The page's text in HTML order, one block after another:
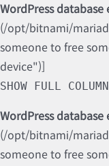
WordPress database
(/opt/bitnami/
someone to free
device")]
SHOW FULL
WordPress database
(/opt/bitnami/
someone to free